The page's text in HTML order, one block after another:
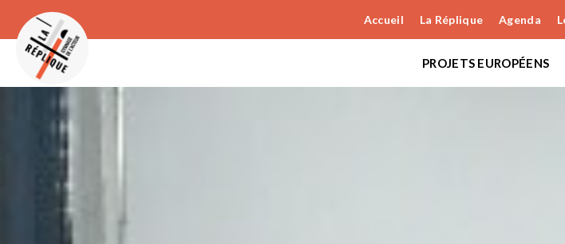
Accueil La Réplique Agenda
PROJETS EUROPÉENS